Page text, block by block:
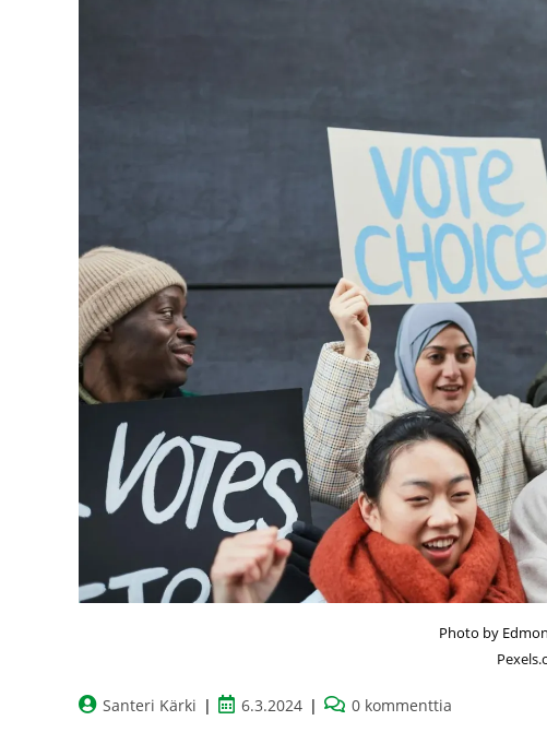
Photo by
Santeri Kärki 6.3.2024 0 kommenttia